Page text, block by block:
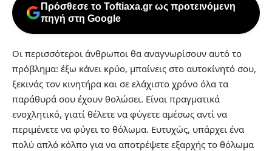
Πρόσθεσε το Toftiaxa.gr ως προτεινόμενη
πηγή στη Google
Οι περισσότεροι άνθρωποι θα αναγνωρίσουν αυτό το
πρόβλημα: έξω κάνει κρύο, μπαίνεις στο αυτοκίνητό σου,
ξεκινάς τον κινητήρα και σε ελάχιστο χρόνο όλα τα
παράθυρά σου έχουν θολώσει. Είναι πραγματικά
ενοχλητικό, γιατί θέλετε να φύγετε αμέσως αντί να
περιμένετε να φύγει το θόλωμα. Ευτυχώς, υπάρχει ένα
πολύ απλό κόλπο για να αποτρέψετε εξαρχής το θόλωμα